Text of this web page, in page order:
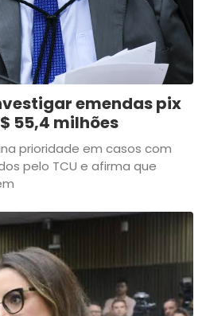
emendas pix
55,4 milhões
prioridade em casos com
pelo TCU e afirma que